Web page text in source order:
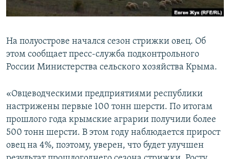
ПОБЕДИТЕЛЕЙ НЕ СУДЯТ?
ELIFBE
УКРАИНСКАЯ ПРОБЛЕМА КРЫМА
ПРИСОЕДИНЯЙТЕСЬ!
На полуострове начался сезон стрижки овец. Об
этом сообщает пресс-служба подконтрольного
России Министерства сельского хозяйства Крыма.
«Овцеводческими предприятиями республики
настрижены первые 100 тонн шерсти. По итогам
прошлого года крымские аграрии получили более
500 тонн шерсти. В этом году наблюдается прирост
овец на 4%, поэтому, уверен, что будет улучшен